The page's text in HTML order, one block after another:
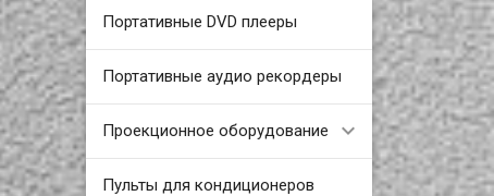
Портативные DVD плееры
Портативные аудио рекордеры
Проекционное оборудование
Пульты для кондиционеров